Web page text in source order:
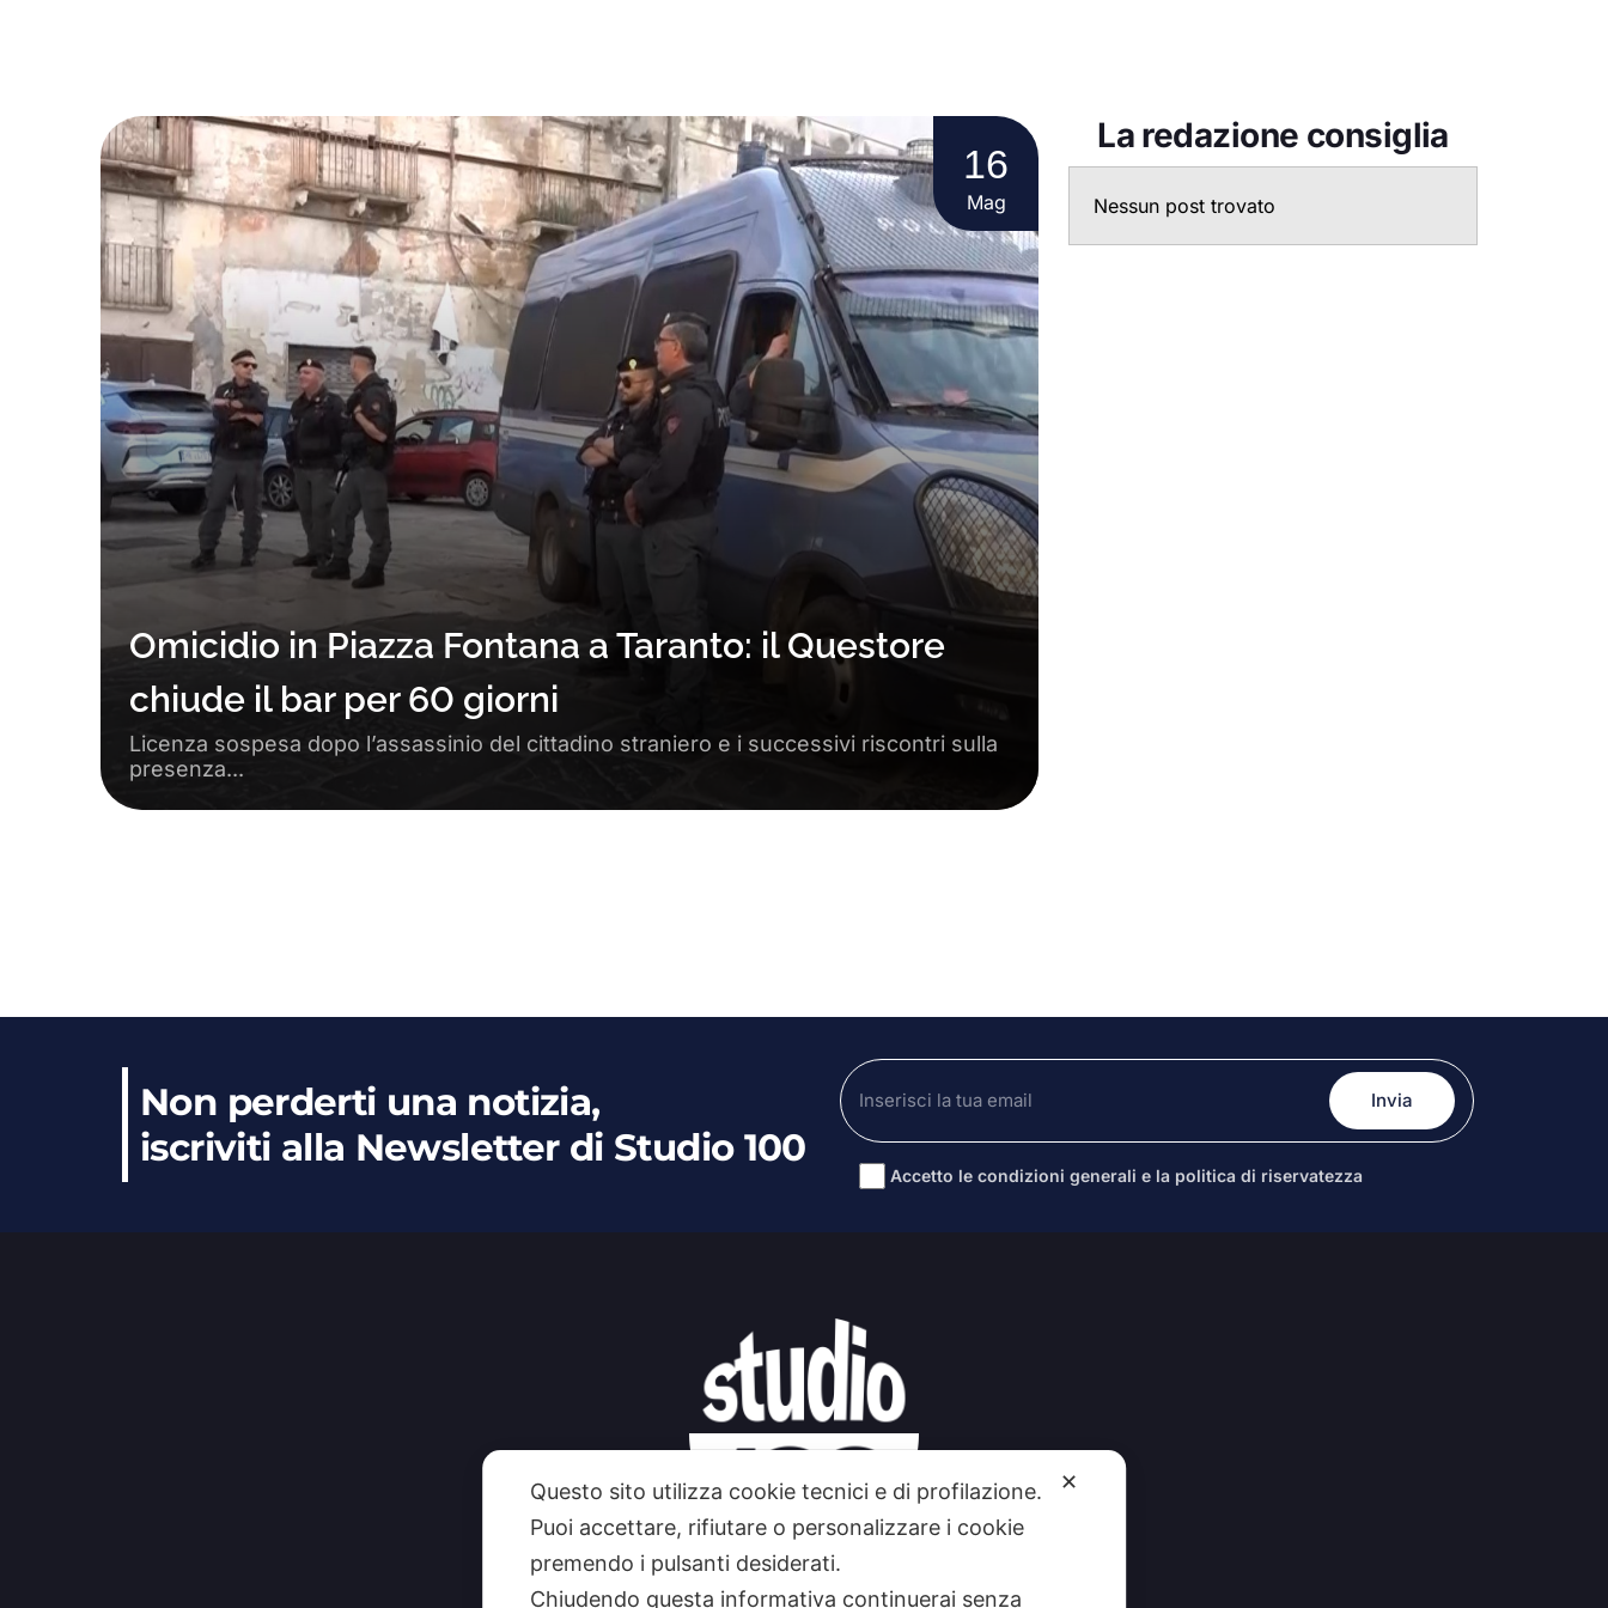
16
Mag
Omicidio in Piazza Fontana a Taranto: il Questore
chiude il bar per 60 giorni
​Licenza sospesa dopo l’assassinio del cittadino straniero e i successivi riscontri sulla
presenza...
La redazione consiglia
Nessun post trovato
Non perderti una notizia,
iscriviti alla Newsletter di Studio 100
Accetto le condizioni generali e la politica di riservatezza
✕
Questo sito utilizza cookie tecnici e di profilazione.
Puoi accettare, rifiutare o personalizzare i cookie
premendo i pulsanti desiderati.
Chiudendo questa informativa continuerai senza